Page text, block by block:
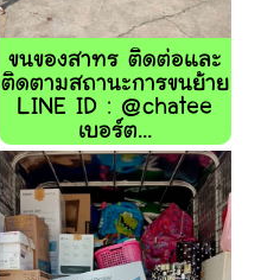
ขนของสาทร ติดต่อและ
ติดตามสถานะการขนย้าย
LINE ID : @chatee
เบอร์ต...